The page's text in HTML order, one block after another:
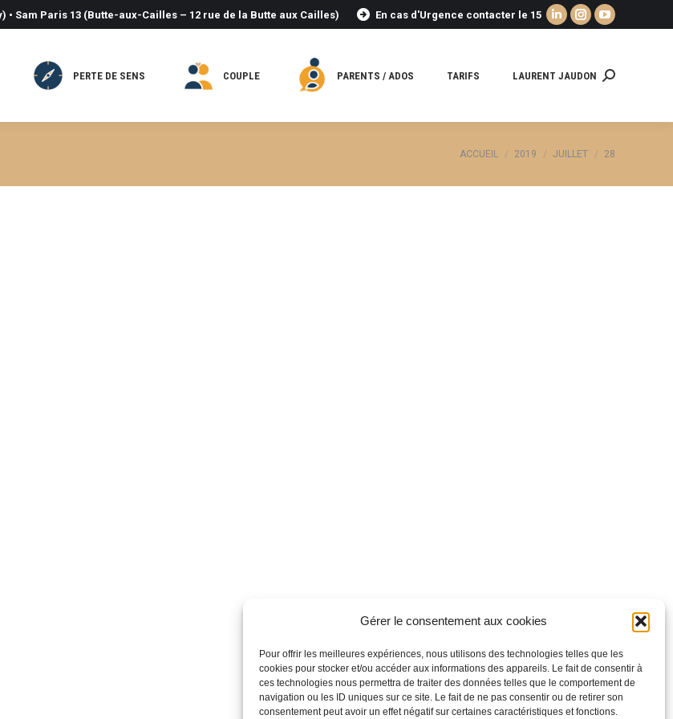
Gérer le consentement aux cookies
Pour offrir les meilleures expériences, nous utilisons des technologies telles que les
cookies pour stocker et/ou accéder aux informations des appareils. Le fait de consentir à
ces technologies nous permettra de traiter des données telles que le comportement de
navigation ou les ID uniques sur ce site. Le fait de ne pas consentir ou de retirer son
consentement peut avoir un effet négatif sur certaines caractéristiques et fonctions.
Sam Paris 13 (Butte-aux-Cailles – 12 rue de la Butte aux Cailles) En cas d'Urgence contacter le 15
La
nouvelle
La
Instagram
nouvelle
La
YouTube
nouvelle
PERTE DE SENS COUPLE PARENTS / ADOS TARIFS LAURENT JAUDON Recherche
Vous êtes ici :
ACCUEIL 2019 JUILLET 28